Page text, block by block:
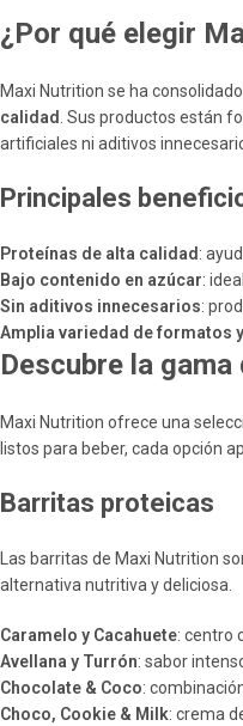
¿Por qué elegir
Maxi Nutrition se ha
calidad . Sus productos están
artificiales ni aditivos
Principales
Proteínas de alta calidad :
Bajo contenido en azúcar:
Sin aditivos innecesarios:
Amplia variedad de formatos
Descubre la
Maxi Nutrition ofrece una
listos para beber, cada opción
Barritas proteicas
Las barritas de Maxi Nutrition
alternativa nutritiva y deliciosa.
Caramelo y Cacahuete: centro
Avellana y Turrón: sabor
Chocolate & Coco:
Choco, Cookie & Milk: crema